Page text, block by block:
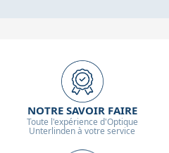
NOTRE SAVOIR FAIRE
Toute l'expérience d'Optique
Unterlinden à votre service